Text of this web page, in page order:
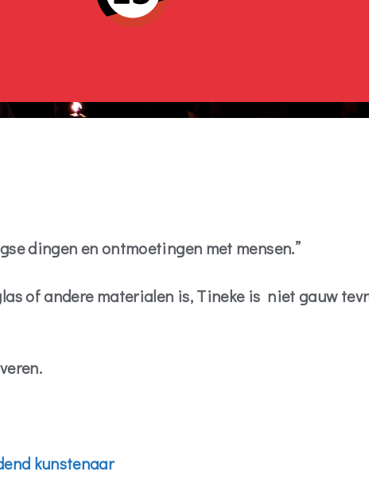
dingen en ontmoetingen met mensen.”
of andere materialen is, Tineke is niet gauw
kunstenaar